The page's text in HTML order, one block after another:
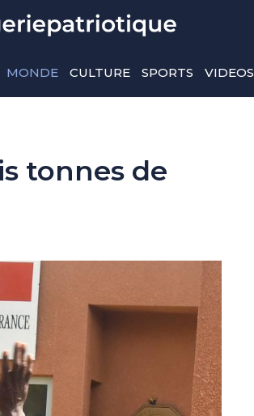
MONDE CULTURE SPORTS VIDEOS
tonnes de